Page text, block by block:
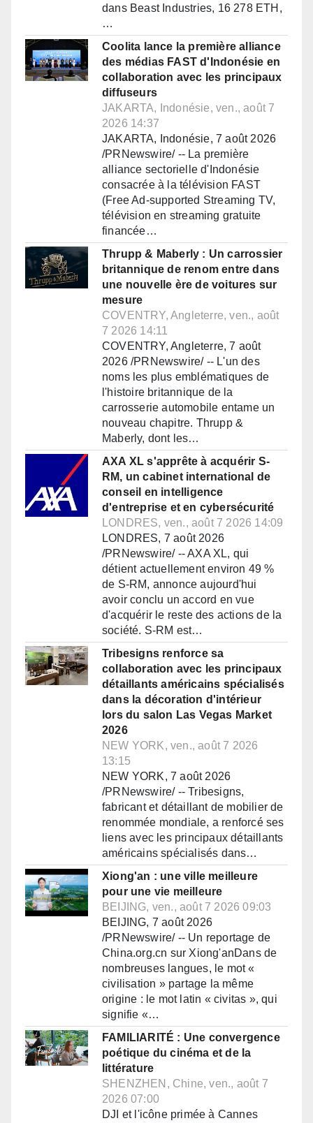
dans Beast Industries, 16 278 ETH,
…
Coolita lance la première alliance
des médias FAST d'Indonésie en
collaboration avec les principaux
diffuseurs
JAKARTA, Indonésie, ven., août 7
2026 14:37
JAKARTA, Indonésie, 7 août 2026
/PRNewswire/ -- La première
alliance sectorielle d'Indonésie
consacrée à la télévision FAST
(Free Ad-supported Streaming TV,
télévision en streaming gratuite
financée…
Thrupp & Maberly : Un carrossier
britannique de renom entre dans
une nouvelle ère de voitures sur
mesure
COVENTRY, Angleterre, ven., août
7 2026 14:11
COVENTRY, Angleterre, 7 août
2026 /PRNewswire/ -- L'un des
noms les plus emblématiques de
l'histoire britannique de la
carrosserie automobile entame un
nouveau chapitre. Thrupp &
Maberly, dont les…
AXA XL s'apprête à acquérir S-
RM, un cabinet international de
conseil en intelligence
d'entreprise et en cybersécurité
LONDRES, ven., août 7 2026 14:09
LONDRES, 7 août 2026
/PRNewswire/ -- AXA XL, qui
détient actuellement environ 49 %
de S-RM, annonce aujourd'hui
avoir conclu un accord en vue
d'acquérir le reste des actions de la
société. S-RM est…
Tribesigns renforce sa
collaboration avec les principaux
détaillants américains spécialisés
dans la décoration d'intérieur
lors du salon Las Vegas Market
2026
NEW YORK, ven., août 7 2026
13:15
NEW YORK, 7 août 2026
/PRNewswire/ -- Tribesigns,
fabricant et détaillant de mobilier de
renommée mondiale, a renforcé ses
liens avec les principaux détaillants
américains spécialisés dans…
Xiong'an : une ville meilleure
pour une vie meilleure
BEIJING, ven., août 7 2026 09:03
BEIJING, 7 août 2026
/PRNewswire/ -- Un reportage de
China.org.cn sur Xiong'anDans de
nombreuses langues, le mot «
civilisation » partage la même
origine : le mot latin « civitas », qui
signifie «…
FAMILIARITÉ : Une convergence
poétique du cinéma et de la
littérature
SHENZHEN, Chine, ven., août 7
2026 07:00
DJI et l'icône primée à Cannes